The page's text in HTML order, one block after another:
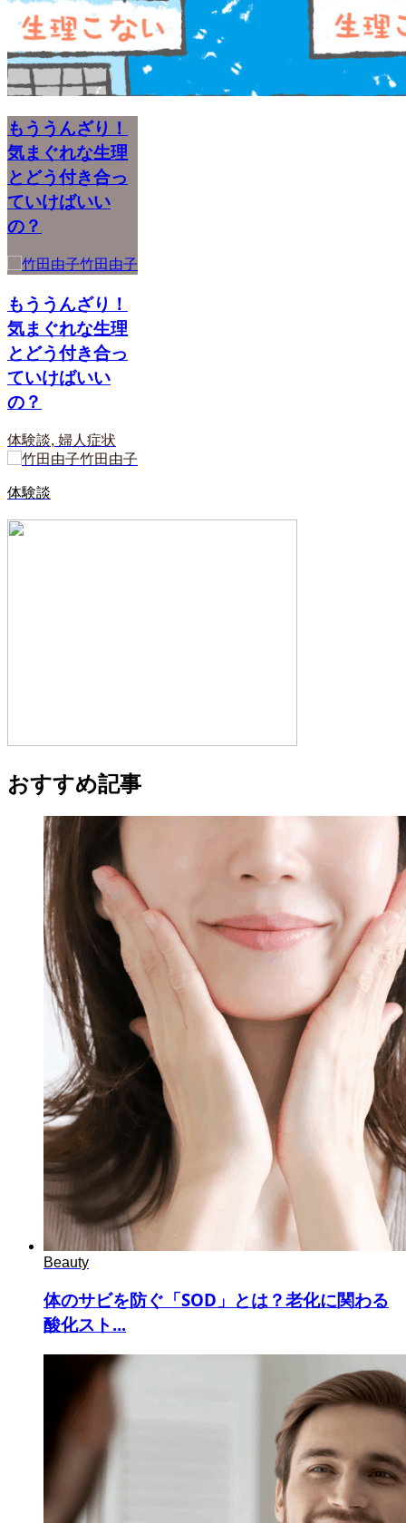
もううんざり！
気まぐれな生理
とどう付き合っ
ていけばいい
の？
竹田由子
もううんざり！
気まぐれな生理
とどう付き合っ
ていけばいい
の？
体験談, 婦人症状
竹田由子
体験談
おすすめ記事
Beauty
体のサビを防ぐ「SOD」とは？老化に関わる
酸化スト...